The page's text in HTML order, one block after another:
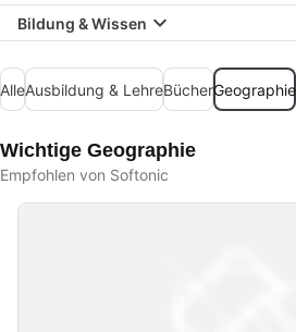
Bildung & Wissen
AlleAusbildung & LehreBücherGeographie
Wichtige Geographie
Empfohlen von Softonic